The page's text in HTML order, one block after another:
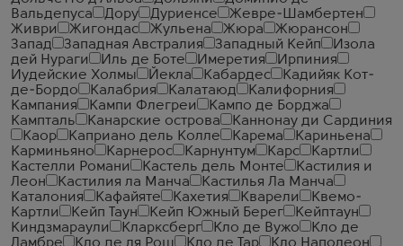
Вальдепуса
Дору Дуриенсе
Жевре-Шамбертен
Живри
Жигондас Жульена Жюра
Жюрансон
Запад
Западная Австралия Западный Кейп
Изола
дей Нураги
Иль де Боте Имеретия
Ирпиния
Иудейские Холмы
Йекла Кабардес
Кадийяк Кот-
де-Бордо
Калабрия Калатаюд
Калифорния
Кампания
Кампи Флегреи
Кампо де Борджа
Кампталь
Канарские острова
Каннонау ди Сардиния
Каор
Каприано дель Колле Карема
Кариньена
Карминьяно
Карнерос Карнунтум Карс
Картли
Кастелли Романи
Кастель дель Монте
Кастилия и
Леон
Кастилия ла Манча
Кастилья Ла Манча
Каталония
Кафайяте Кахетия Кварели
Квемо-
Картли
Кейп Таун Кейп Южный Берег
Кейптаун
Киндзмараули
Кларксберг Кло де Вужо
Кло де